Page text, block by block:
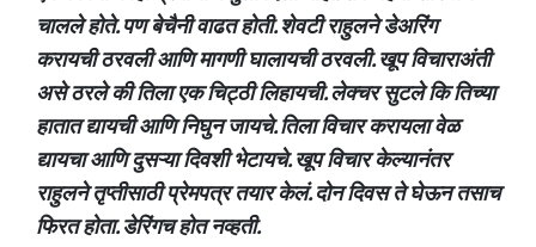
चालले होते. पण बेचैनी वाढत होती. शेवटी राहुलने डेअरिंग
करायची ठरवली आणि मागणी घालायची ठरवली. खूप विचाराअंती
असे ठरले की तिला एक चिट्ठी लिहायची. लेक्चर सुटले कि तिच्या
हातात द्यायची आणि निघुन जायचे. तिला विचार करायला वेळ
द्यायचा आणि दुसऱ्या दिवशी भेटायचे. खूप विचार केल्यानंतर
राहुलने तृप्तीसाठी प्रेमपत्र तयार केलं. दोन दिवस ते घेऊन तसाच
फिरत होता. डेरिंगच होत नव्हती.